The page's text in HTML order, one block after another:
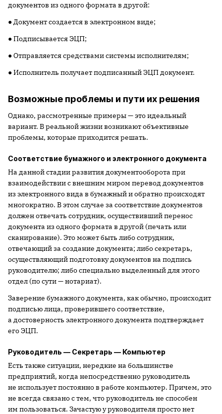
документов из одного формата в другой:
● Документ создается в электронном виде;
● Подписывается ЭЦП;
● Отправляется средствами системы исполнителям;
● Исполнитель получает подписанный ЭЦП документ.
Возможные проблемы и пути их решения
Однако, рассмотренные примеры — это идеальный
вариант. В реальной жизни возникают объективные
проблемы, которые приходится решать.
Соответствие бумажного и электронного документа
На данной стадии развития документооборота при
взаимодействии с внешним миром перевод документов
из электронного вида в бумажный и обратно происходят
многократно. В этом случае за соответствие документов
должен отвечать сотрудник, осуществивший перенос
документа из одного формата в другой (печать или
сканирование). Это может быть либо сотрудник,
отвечающий за создание документа; либо секретарь,
осуществляющий подготовку документов на подпись
руководителю; либо специально выделенный для этого
отдел (по сути — нотариат).
Заверение бумажного документа, как обычно, происходит
подписью лица, проверившего соответствие,
а достоверность электронного документа подтверждает
его ЭЦП.
Руководитель — Секретарь — Компьютер
Есть также ситуации, нередкие на большинстве
предприятий, когда непосредственно руководитель
не использует постоянно в работе компьютер. Причем, это
не всегда связано с тем, что руководитель не способен
им пользоваться. Зачастую у руководителя просто нет